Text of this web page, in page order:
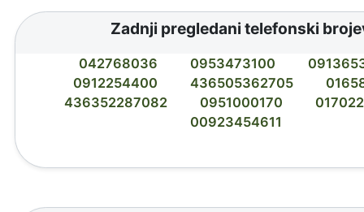
Zadnji pregledani telefonski
042768036 0953473100
0912254400
436505362705
436352287082
0951000170
00923454611